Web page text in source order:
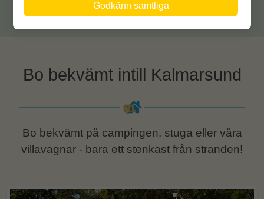
Mail: Info@kcsaxnas.se
Bo bekvämt intill Kalmarsund
Bo bekvämt på campingen, stuga eller våra
villavagnar - bara ett stenkast från stranden!
Godkänn samtliga